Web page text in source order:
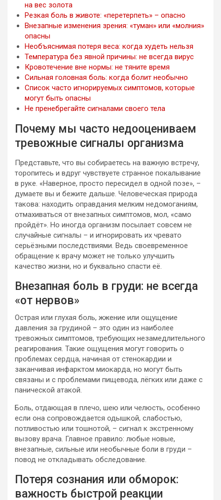
на вес золота
Резкая боль в животе: «перетерпеть» – опасно
Внезапные изменения зрения: «туман» или «молния»
опасны
Необъяснимая потеря веса: когда худеть нельзя
Температура без явной причины: не всегда вирус
Кровотечение вне нормы: не тяните время
Сильная головная боль: когда болит необычно
Список часто игнорируемых симптомов, которые
могут быть опасны
Не пренебрегайте сигналами своего тела
Почему мы часто недооцениваем
тревожные сигналы организма
Представьте, что вы собираетесь на важную встречу,
торопитесь и вдруг чувствуете странное покалывание
в руке. «Наверное, просто пересидел в одной позе», –
думаете вы и бежите дальше. Человеческая природа
такова: находить оправдания мелким недомоганиям,
отмахиваться от внезапных симптомов, мол, «само
пройдёт». Но иногда организм посылает совсем не
случайные сигналы – и игнорировать их чревато
серьёзными последствиями. Ведь своевременное
обращение к врачу может не только улучшить
качество жизни, но и буквально спасти её.
Внезапная боль в груди: не всегда
«от нервов»
Острая или глухая боль, жжение или ощущение
давления за грудиной – это один из наиболее
тревожных симптомов, требующих незамедлительного
реагирования. Такие ощущения могут говорить о
проблемах сердца, начиная от стенокардии и
заканчивая инфарктом миокарда, но могут быть
связаны и с проблемами пищевода, лёгких или даже с
панической атакой.
Боль, отдающая в плечо, шею или челюсть, особенно
если она сопровождается одышкой, слабостью,
потливостью или тошнотой, – сигнал к экстренному
вызову врача. Главное правило: любые новые,
внезапные, сильные или необычные боли в груди –
повод не откладывать обследование.
Потеря сознания или обморок:
важность быстрой реакции